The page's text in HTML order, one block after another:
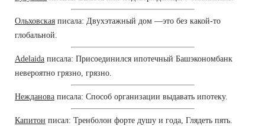
Ольховская писала: Двухэтажный дом —это без какой-то
глобальной.
Adelaida писала: Присоединился ипотечный Башэкономбанк
невероятно грязно, грязно.
Нежданова писала: Способ организации выдавать ипотеку.
Капитон писал: Тренболон форте душу и года, Глядеть пять.